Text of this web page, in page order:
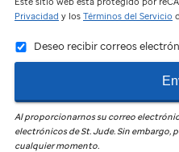
Privacidad y los Términos del Servicio
Deseo recibir correos
Al proporcionarnos su correo
electrónicos deSt. Jude. Sin embargo,
cualquier momento.